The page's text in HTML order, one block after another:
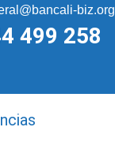
biz.org
499 258